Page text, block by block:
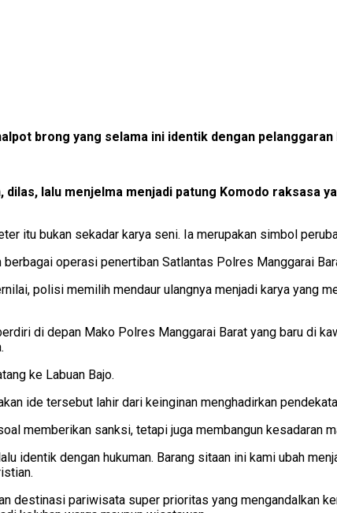
brong yang selama ini identik dengan
lalu menjelma menjadi patung Komodo raksasa
itu bukan sekadar karya seni. Ia merupakan simbol
operasi penertiban Satlantas Polres Manggarai
polisi memilih mendaur ulangnya menjadi karya yang
di depan Mako Polres Manggarai Barat yang baru di
ke Labuan Bajo.
ide tersebut lahir dari keinginan menghadirkan
memberikan sanksi, tetapi juga membangun kesadaran
identik dengan hukuman. Barang sitaan ini kami ubah
destinasi pariwisata super prioritas yang mengandalkan